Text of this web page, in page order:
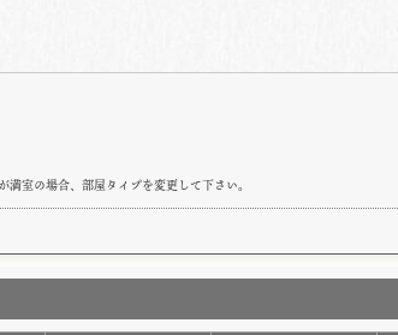
室の場合、部屋タイプを変更して下さい。